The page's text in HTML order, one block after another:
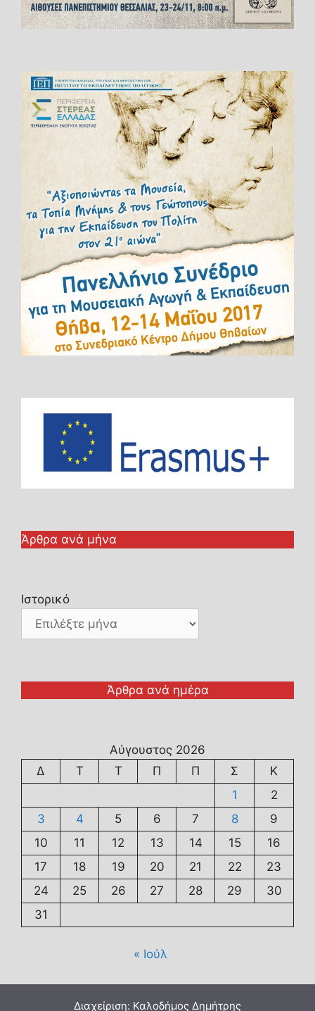
Άρθρα ανά μήνα
Ιστορικό
Άρθρα ανά ημέρα
Αύγουστος 2026
Δ
Τ Τ Π Π Σ
Κ
1
2
3
4 5 6 7 8
9
10
11 12 13 14 15
16
17
18 19 20 21 22
23
24
25 26 27 28 29
30
31
« Ιούλ
Διαχείριση: Καλοδήμος Δημήτρης